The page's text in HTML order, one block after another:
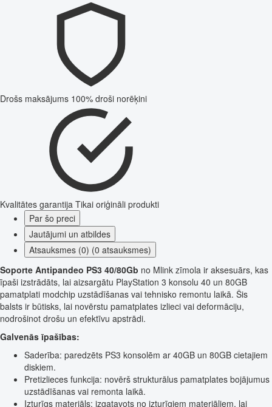
Drošs maksājums 100% droši norēķini
Kvalitātes garantija Tikai oriģināli produkti
Par šo preci
Jautājumi un atbildes
Atsauksmes (0) (0 atsauksmes)
Soporte Antipandeo PS3 40/80Gb no Mlink zīmola ir aksesuārs, kas
īpaši izstrādāts, lai aizsargātu PlayStation 3 konsolu 40 un 80GB
pamatplati modchip uzstādīšanas vai tehnisko remontu laikā. Šis
balsts ir būtisks, lai novērstu pamatplates izlieci vai deformāciju,
nodrošinot drošu un efektīvu apstrādi.
Galvenās īpašības:
Saderība: paredzēts PS3 konsolēm ar 40GB un 80GB cietajiem
diskiem.
Pretizlieces funkcija: novērš strukturālus pamatplates bojājumus
uzstādīšanas vai remonta laikā.
Izturīgs materiāls: izgatavots no izturīgiem materiāliem, lai